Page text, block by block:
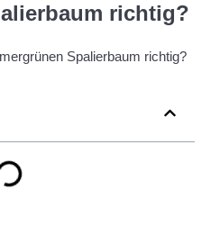
richtig?